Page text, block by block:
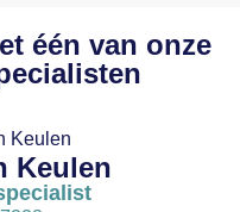
één van onze
Keulen